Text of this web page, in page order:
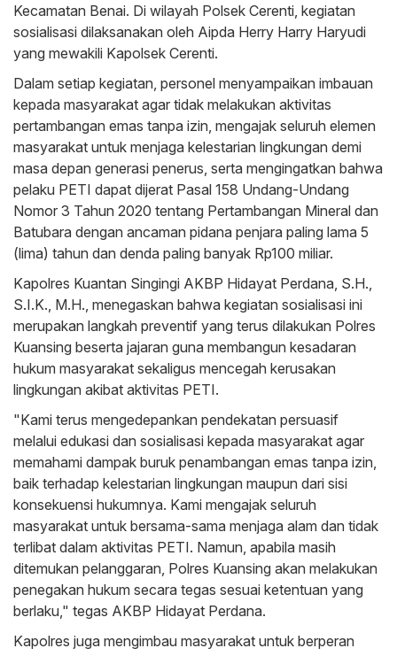
Kecamatan Benai. Di wilayah Polsek Cerenti, kegiatan
sosialisasi dilaksanakan oleh Aipda Herry Harry Haryudi
yang mewakili Kapolsek Cerenti.
Dalam setiap kegiatan, personel menyampaikan imbauan
kepada masyarakat agar tidak melakukan aktivitas
pertambangan emas tanpa izin, mengajak seluruh elemen
masyarakat untuk menjaga kelestarian lingkungan demi
masa depan generasi penerus, serta mengingatkan bahwa
pelaku PETI dapat dijerat Pasal 158 Undang-Undang
Nomor 3 Tahun 2020 tentang Pertambangan Mineral dan
Batubara dengan ancaman pidana penjara paling lama 5
(lima) tahun dan denda paling banyak Rp100 miliar.
Kapolres Kuantan Singingi AKBP Hidayat Perdana, S.H.,
S.I.K., M.H., menegaskan bahwa kegiatan sosialisasi ini
merupakan langkah preventif yang terus dilakukan Polres
Kuansing beserta jajaran guna membangun kesadaran
hukum masyarakat sekaligus mencegah kerusakan
lingkungan akibat aktivitas PETI.
"Kami terus mengedepankan pendekatan persuasif
melalui edukasi dan sosialisasi kepada masyarakat agar
memahami dampak buruk penambangan emas tanpa izin,
baik terhadap kelestarian lingkungan maupun dari sisi
konsekuensi hukumnya. Kami mengajak seluruh
masyarakat untuk bersama-sama menjaga alam dan tidak
terlibat dalam aktivitas PETI. Namun, apabila masih
ditemukan pelanggaran, Polres Kuansing akan melakukan
penegakan hukum secara tegas sesuai ketentuan yang
berlaku," tegas AKBP Hidayat Perdana.
Kapolres juga mengimbau masyarakat untuk berperan